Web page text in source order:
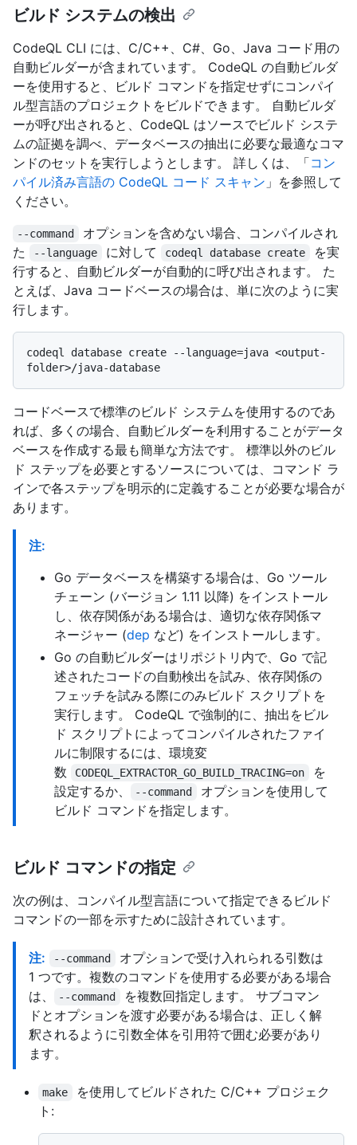
ビルド システムの検出
CodeQL CLI には、C/C++、C#、Go、Java コード用の
自動ビルダーが含まれています。 CodeQL の自動ビルダ
ーを使用すると、ビルド コマンドを指定せずにコンパイ
ル型言語のプロジェクトをビルドできます。 自動ビルダ
ーが呼び出されると、CodeQL はソースでビルド システ
ムの証拠を調べ、データベースの抽出に必要な最適なコマ
ンドのセットを実行しようとします。 詳しくは、「コン
パイル済み言語の CodeQL コード スキャン 」を参照して
ください。
--command
オプションを含めない場合、コンパイルされ
た
--language に対して codeql database create
を実
行すると、自動ビルダーが自動的に呼び出されます。 た
とえば、Java コードベースの場合は、単に次のように実
行します。
codeql database create --language=java <output-
コードベースで標準のビルド システムを使用するのであ
れば、多くの場合、自動ビルダーを利用することがデータ
ベースを作成する最も簡単な方法です。 標準以外のビル
ド ステップを必要とするソースについては、コマンド ラ
インで各ステップを明示的に定義することが必要な場合が
あります。
注:
Go データベースを構築する場合は、Go ツール
チェーン (バージョン 1.11 以降) をインストール
し、依存関係がある場合は、適切な依存関係マ
ネージャー (dep など) をインストールします。
Go の自動ビルダーはリポジトリ内で、Go で記
述されたコードの自動検出を試み、依存関係の
フェッチを試みる際にのみビルド スクリプトを
実行します。 CodeQL で強制的に、抽出をビル
ド スクリプトによってコンパイルされたファイ
ルに制限するには、環境変
数
CODEQL_EXTRACTOR_GO_BUILD_TRACING=on
を
設定するか、
--command
オプションを使用して
ビルド コマンドを指定します。
ビルド コマンドの指定
次の例は、コンパイル型言語について指定できるビルド
コマンドの一部を示すために設計されています。
注: --command
オプションで受け入れられる引数は
1 つです。複数のコマンドを使用する必要がある場合
は、
--command
を複数回指定します。 サブコマン
ドとオプションを渡す必要がある場合は、正しく解
釈されるように引数全体を引用符で囲む必要があり
ます。
make
を使用してビルドされた C/C++ プロジェク
ト: